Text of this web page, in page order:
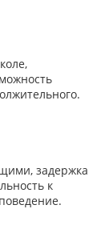
задержка
к